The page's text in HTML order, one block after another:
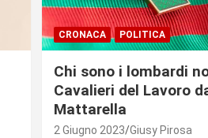
CRONACA POLITICA
Chi sono i lombardi
Cavalieri del Lavoro
Mattarella
2 Giugno 2023 Giusy Pirosa